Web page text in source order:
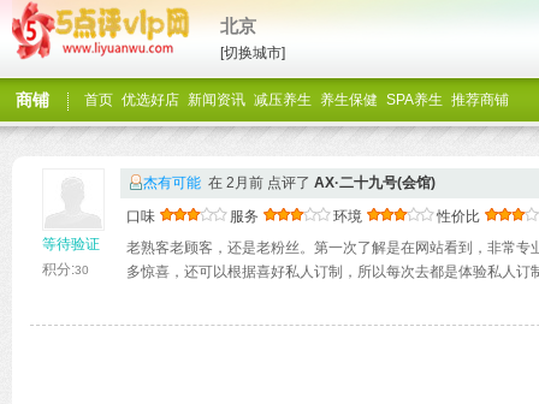
北京
[切换城市]
商铺 首页 优选好店 新闻资讯 减压养生 养生保健 SPA养生 推荐商铺
等待验证
积分:30
杰有可能 在 2月前 点评了 ‌AX·二十九号(会馆)
口味
服务 环境
性价比
老熟客老顾客，还是老粉丝。第一次了解是在网站看到，非常专
多惊喜，还可以根据喜好私人订制，所以每次去都是体验私人订